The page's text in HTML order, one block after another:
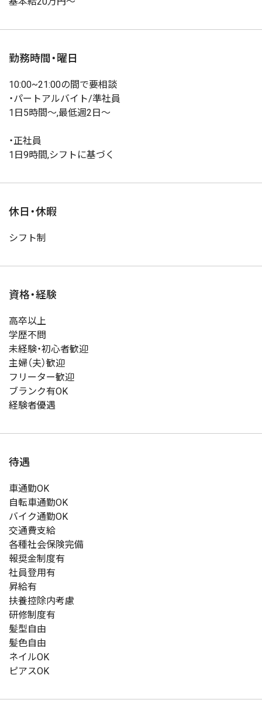
勤務時間・曜日
10:00~21:00の間で要相談
・パートアルバイト/準社員
1日5時間～,最低週2日～
・正社員
1日9時間,シフトに基づく
休日・休暇
シフト制
資格・経験
高卒以上
学歴不問
未経験・初心者歓迎
主婦（夫）歓迎
フリーター歓迎
ブランク有OK
経験者優遇
待遇
車通勤OK
自転車通勤OK
バイク通勤OK
交通費支給
各種社会保険完備
報奨金制度有
社員登用有
昇給有
扶養控除内考慮
研修制度有
髪型自由
髪色自由
ネイルOK
ピアスOK